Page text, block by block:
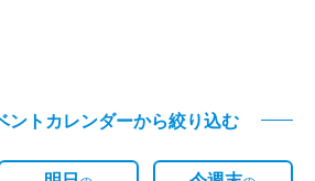
ントカレンダーから絞り込む